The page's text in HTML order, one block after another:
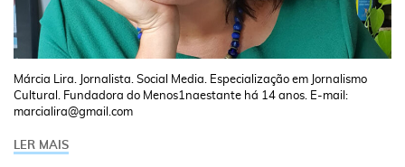
Márcia Lira. Jornalista. Social Media. Especialização em Jornalismo
Cultural. Fundadora do Menos1naestante há 14 anos. E-mail:
marcialira@gmail.com
LER MAIS